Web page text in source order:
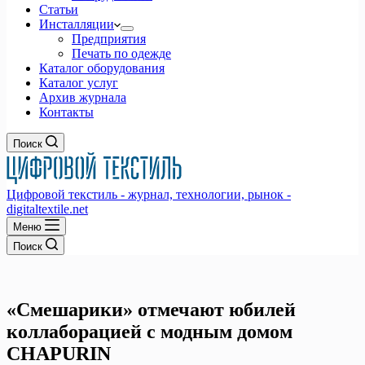
Статьи
Инсталляции
Предприятия
Печать по одежде
Каталог оборудования
Каталог услуг
Архив журнала
Контакты
Поиск
Цифровой текстиль - журнал, технологии, рынок -
digitaltextile.net
Меню
Поиск
«Смешарики» отмечают юбилей
коллаборацией с модным домом
CHAPURIN